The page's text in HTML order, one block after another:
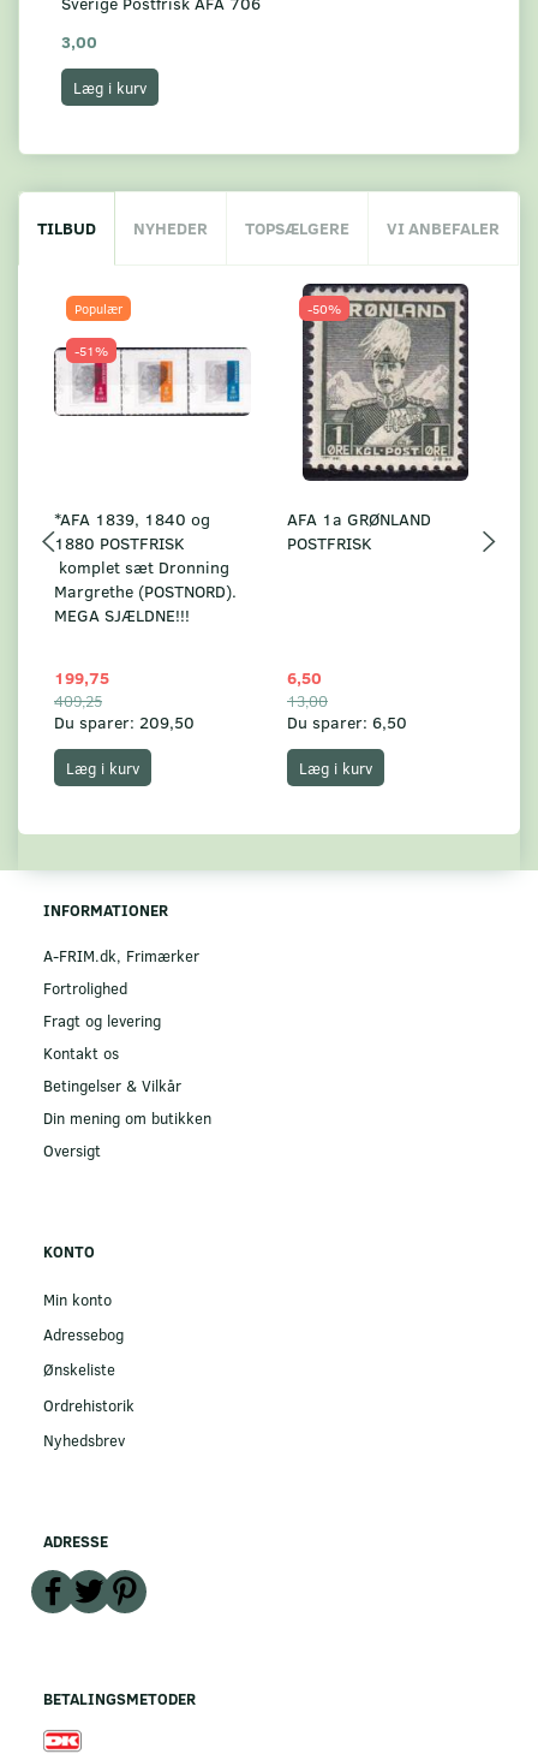
3,00
Læg i kurv
TILBUD NYHEDER TOPSÆLGERE VI ANBEFALER
Populær
-51%
*AFA 1839, 1840 og
1880 POSTFRISK
komplet sæt Dronning
Margrethe (POSTNORD).
MEGA SJÆLDNE!!!
199,75
409,25
Du sparer: 209,50
Læg i kurv
-50%
AFA 1a GRØNLAND
POSTFRISK
6,50
13,00
Du sparer: 6,50
Læg i kurv
INFORMATIONER
A-FRIM.dk, Frimærker
Fortrolighed
Fragt og levering
Kontakt os
Betingelser & Vilkår
Din mening om butikken
Oversigt
KONTO
Min konto
Adressebog
Ønskeliste
Ordrehistorik
Nyhedsbrev
ADRESSE
BETALINGSMETODER